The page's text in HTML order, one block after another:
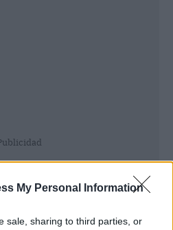
My Personal Information
sale, sharing to third parties, or